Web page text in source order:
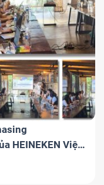
HEINEKEN Việt